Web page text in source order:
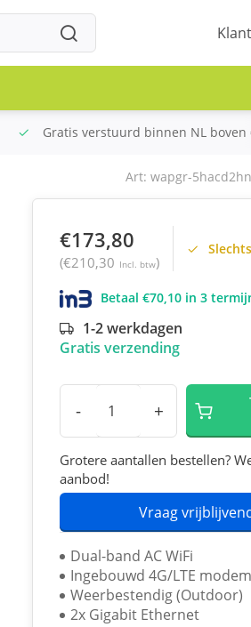
Gratis verstuurd binnen NL boven
Art: wapgr-
€173,80
(€210,30 Incl. btw)
Betaal €70,10 in 3
1-2 werkdagen
Gratis verzending
- +
Grotere aantallen bestellen?
aanbod!
Vraag
Dual-band AC WiFi
Ingebouwd 4G/LTE modem
Weerbestendig (Outdoor)
2x Gigabit Ethernet